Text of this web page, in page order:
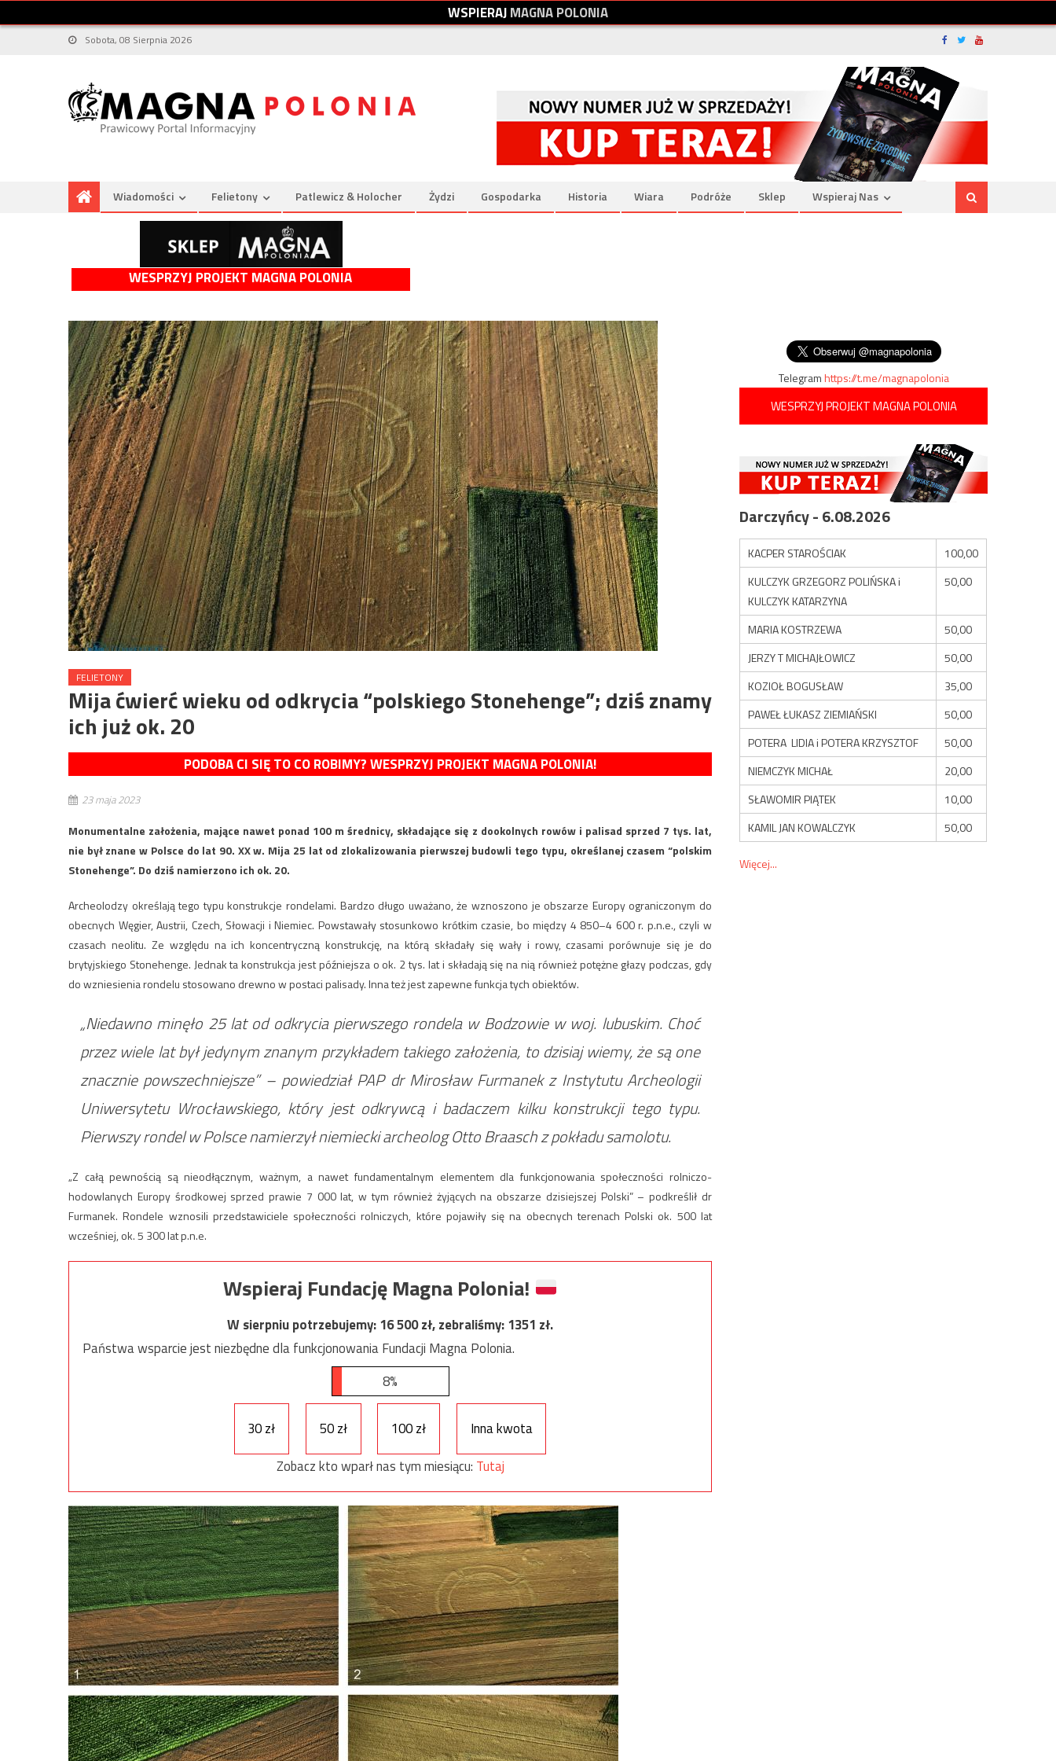
WSPIERAJMAGNAPOLONIA
Sobota, 08 Sierpnia 2026
Wiadomości Felietony Patlewicz & Holocher Żydzi Gospodarka Historia Wiara Podróże Sklep Wspieraj Nas
WESPRZYJ PROJEKT MAGNA POLONIA
FELIETONY
Mija ćwierć wieku od odkrycia “polskiego Stonehenge”; dziś znamy
ich już ok. 20
PODOBA CI SIĘ TO CO ROBIMY? WESPRZYJ PROJEKT MAGNA POLONIA!
23 maja 2023
Monumentalne założenia, mające nawet ponad 100 m średnicy, składające się z dookolnych rowów i palisad sprzed 7 tys. lat,
nie był znane w Polsce do lat 90. XX w. Mija 25 lat od zlokalizowania pierwszej budowli tego typu, określanej czasem “polskim
Stonehenge”. Do dziś namierzono ich ok. 20.
Archeolodzy określają tego typu konstrukcje rondelami. Bardzo długo uważano, że wznoszono je obszarze Europy ograniczonym do
obecnych Węgier, Austrii, Czech, Słowacji i Niemiec. Powstawały stosunkowo krótkim czasie, bo między 4 850–4 600 r. p.n.e., czyli w
czasach neolitu. Ze względu na ich koncentryczną konstrukcję, na którą składały się wały i rowy, czasami porównuje się je do
brytyjskiego Stonehenge. Jednak ta konstrukcja jest późniejsza o ok. 2 tys. lat i składają się na nią również potężne głazy podczas, gdy
do wzniesienia rondelu stosowano drewno w postaci palisady. Inna też jest zapewne funkcja tych obiektów.
„Niedawno minęło 25 lat od odkrycia pierwszego rondela w Bodzowie w woj. lubuskim. Choć
przez wiele lat był jedynym znanym przykładem takiego założenia, to dzisiaj wiemy, że są one
znacznie powszechniejsze” – powiedział PAP dr Mirosław Furmanek z Instytutu Archeologii
Uniwersytetu Wrocławskiego, który jest odkrywcą i badaczem kilku konstrukcji tego typu.
Pierwszy rondel w Polsce namierzył niemiecki archeolog Otto Braasch z pokładu samolotu.
„Z całą pewnością są nieodłącznym, ważnym, a nawet fundamentalnym elementem dla funkcjonowania społeczności rolniczo-
hodowlanych Europy środkowej sprzed prawie 7 000 lat, w tym również żyjących na obszarze dzisiejszej Polski” – podkreślił dr
Furmanek. Rondele wznosili przedstawiciele społeczności rolniczych, które pojawiły się na obecnych terenach Polski ok. 500 lat
wcześniej, ok. 5 300 lat p.n.e.
Wspieraj Fundację Magna Polonia!
W sierpniu potrzebujemy:16 500zł, zebraliśmy:1351 zł.
Państwa wsparcie jest niezbędne dla funkcjonowania Fundacji Magna Polonia.
8%
30 zł 50 zł 100 zł
Inna kwota
Zobacz kto wparł nas tym miesiącu: Tutaj
Telegramhttps://t.me/magnapolonia
WESPRZYJ PROJEKT MAGNA POLONIA
Darczyńcy - 6.08.2026
KACPER STAROŚCIAK
100,00
KULCZYK GRZEGORZ POLIŃSKA i
KULCZYK KATARZYNA
50,00
MARIA KOSTRZEWA
50,00
JERZY T MICHAJŁOWICZ
50,00
KOZIOŁ BOGUSŁAW
35,00
PAWEŁ ŁUKASZ ZIEMIAŃSKI
50,00
POTERA LIDIA i POTERA KRZYSZTOF
50,00
NIEMCZYK MICHAŁ
20,00
SŁAWOMIR PIĄTEK
10,00
KAMIL JAN KOWALCZYK
50,00
Więcej...